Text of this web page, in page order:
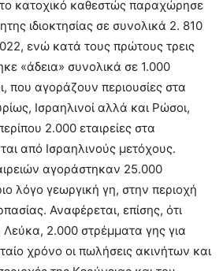
κατοχικό καθεστώς παραχώρησε
ιδιοκτησίας σε συνολικά 2. 810
ενώ κατά τους πρώτους τρεις
«άδεια» συνολικά σε 1.000
που αγοράζουν περιουσίες στα
Ισραηλινοί αλλά και Ρώσοι,
2.000 εταιρείες στα
από Ισραηλινούς μετόχους.
αγοράστηκαν 25.000
λόγο γεωργική γη, στην περιοχή
Αναφέρεται, επίσης, ότι
2.000 στρέμματα γης για
χρόνο οι πωλήσεις ακινήτων και